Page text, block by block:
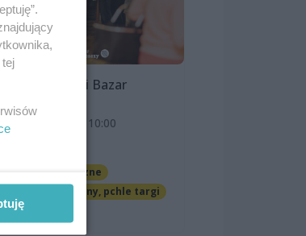
Szczeciński Bazar
9 sierpnia 2026, 10:00
Imprezy cykliczne
Jarmarki, festyny, pchle targi
Darmowe